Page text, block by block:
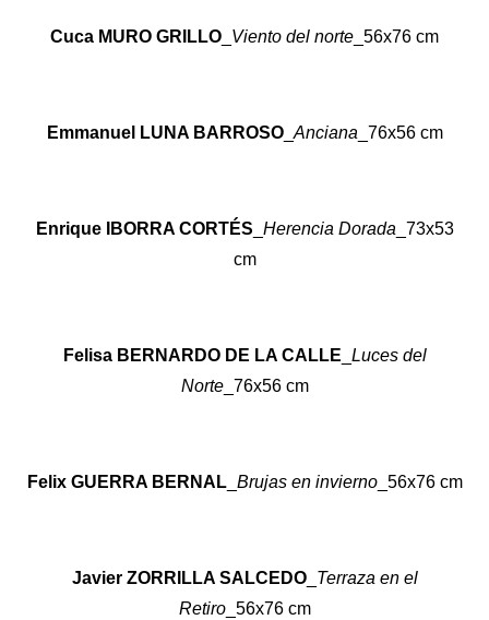
Cuca MURO GRILLO Viento del norte _56x76 cm
Emmanuel LUNA BARROSO_ Anciana _76x56 cm
Enrique IBORRA CORTÉS Herencia Dorada _73x53
cm
Felisa BERNARDO DE LA CALLE Luces del
Norte_76x56 cm
Felix GUERRA BERNAL_ Brujas en invierno_56x76 cm
Javier ZORRILLA SALCEDO_ Terraza en el
Retiro_56x76 cm